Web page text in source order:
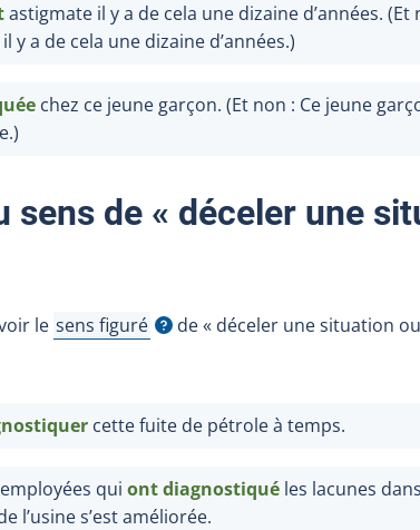
astigmate il y a de cela une dizaine d’années. (Et
y a de cela une dizaine d’années.)
chez ce jeune garçon. (Et non : Ce jeune
sens de « déceler une
le sens figuré
Afficher l'infobullede « déceler une situation
cette fuite de pétrole à temps.
qui ont diagnostiqué les lacunes
l’usine s’est améliorée.